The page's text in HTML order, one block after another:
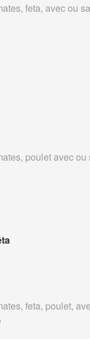
feta, avec ou
poulet avec ou
feta, poulet,